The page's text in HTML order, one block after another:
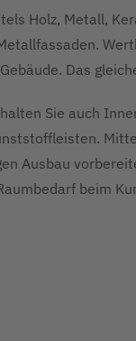
Holz, Metall,
Das
Sie auch
Ausbau
beim